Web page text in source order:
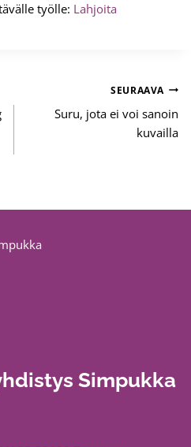
työlle: Lahjoita
SEURAAVA
Suru, jota ei voi sanoin
kuvailla
Simpukka